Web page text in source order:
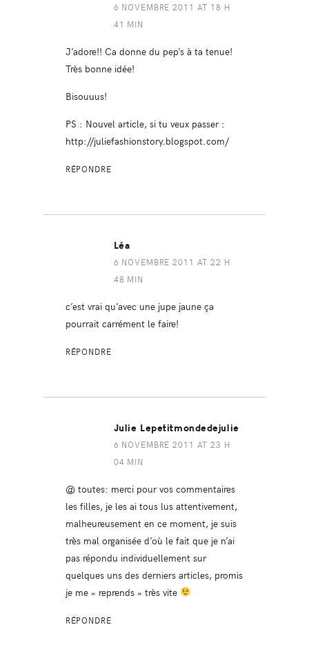
6 NOVEMBRE 2011 AT 18 H
41 MIN
J’adore!! Ca donne du pep’s à ta tenue!
Très bonne idée!
Bisouuus!
PS : Nouvel article, si tu veux passer :
http://juliefashionstory.blogspot.com/
RÉPONDRE
Léa
6 NOVEMBRE 2011 AT 22 H
48 MIN
c’est vrai qu’avec une jupe jaune ça
pourrait carrément le faire!
RÉPONDRE
Julie Lepetitmondedejulie
6 NOVEMBRE 2011 AT 23 H
04 MIN
@ toutes: merci pour vos commentaires
les filles, je les ai tous lus attentivement,
malheureusement en ce moment, je suis
très mal organisée d’où le fait que je n’ai
pas répondu individuellement sur
quelques uns des derniers articles, promis
je me « reprends » très vite
RÉPONDRE